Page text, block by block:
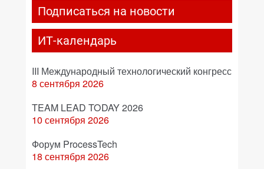
Подписаться на новости
ИТ-календарь
III Международный технологический конгресс
8 сентября 2026
TEAM LEAD TODAY 2026
10 сентября 2026
Форум ProcessTech
18 сентября 2026